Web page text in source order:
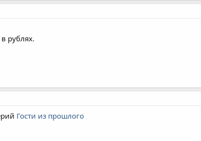
рублях.
Гости из прошлого